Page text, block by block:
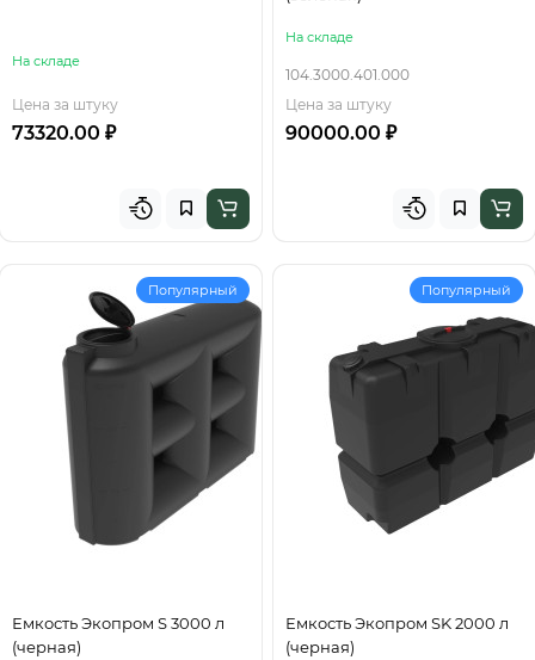
На складе
Цена за штуку
73320.00 ₽
На складе
104.3000.401.000
Цена за штуку
90000.00 ₽
Популярный
Емкость Экопром S 3000 л
(черная)
Популярный
Емкость Экопром SK 2000 л
(черная)